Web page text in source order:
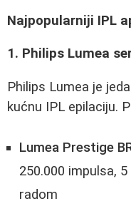
Najpopularniji IPL
1. Philips Lumea
Philips Lumea je
kućnu IPL epilaciju.
Lumea Prestige
250.000 impulsa,
radom